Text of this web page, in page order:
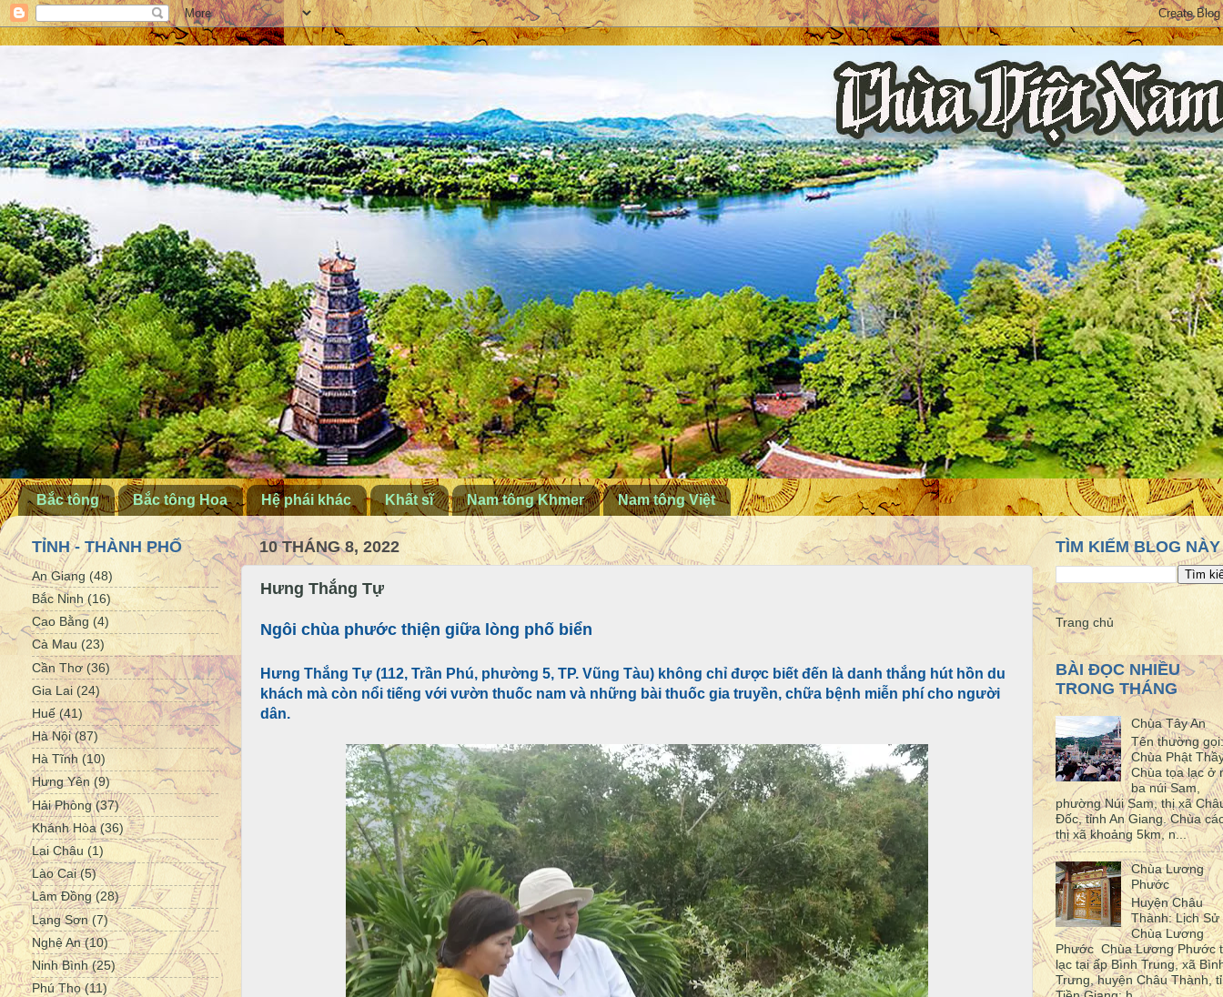
Bắc tông Bắc tông Hoa Hệ phái khác Khất sĩ Nam tông Khmer Nam tông Việt
10 THÁNG 8, 2022
Hưng Thắng Tự
Ngôi chùa phước thiện giữa lòng phố biển
Hưng Thắng Tự (112, Trần Phú, phường 5, TP. Vũng Tàu) không chỉ được biết đến là danh thắng hút hồn du
khách mà còn nổi tiếng với vườn thuốc nam và những bài thuốc gia truyền, chữa bệnh miễn phí cho người
dân.
TỈNH - THÀNH PHỐ
An Giang (48)
Bắc Ninh (16)
Cao Bằng (4)
Cà Mau (23)
Cần Thơ (36)
Gia Lai (24)
Huế (41)
Hà Nội (87)
Hà Tĩnh (10)
Hưng Yên (9)
Hải Phòng (37)
Khánh Hòa (36)
Lai Châu (1)
Lào Cai (5)
Lâm Đồng (28)
Lạng Sơn (7)
Nghệ An (10)
Ninh Bình (25)
Phú Thọ (11)
TÌM KIẾM BLOG NÀY
Trang chủ
BÀI ĐỌC NHIỀU
TRONG THÁNG
Chùa Tây An
Tên thường gọi:
Chùa Phật
Chùa tọa lạc ở
ba núi Sam,
phường Núi Sam, thị xã
Đốc, tỉnh An Giang. Chùa
thị xã khoảng 5km, n...
Chùa Lương
Phước
Huyện Châu
Thành: Lịch Sử
Chùa Lương
Phước Chùa Lương Phước
lạc tại ấp Bình Trung, xã
Trưng, huyện Châu Thành,